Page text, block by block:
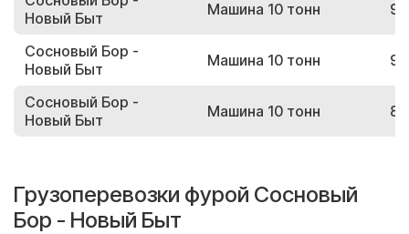
Новый Быт
Машина 10 тонн
Сосновый Бор -
Новый Быт
Машина 10 тонн
Сосновый Бор -
Новый Быт
Машина 10 тонн
Грузоперевозки фурой Сосновый
Бор - Новый Быт